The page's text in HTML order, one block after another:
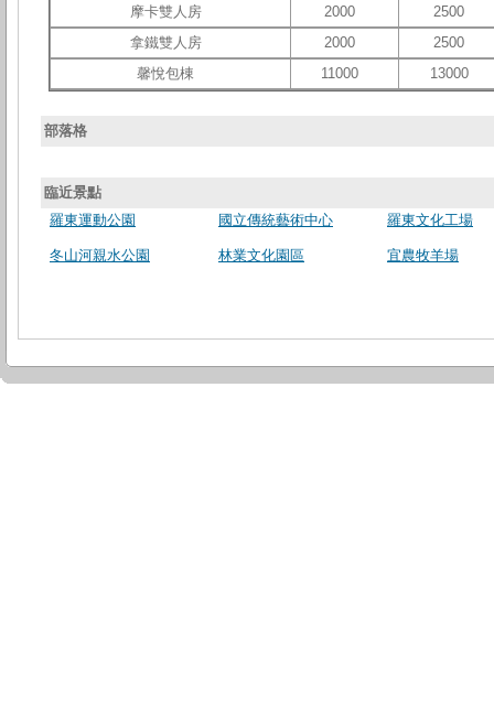
摩卡雙人房
2000
2500
拿鐵雙人房
2000
2500
馨悅包棟
11000 13000
部落格
臨近景點
羅東運動公園
國立傳統藝術中心 羅東文化工場
冬山河親水公園 林業文化園區 宜農牧羊場